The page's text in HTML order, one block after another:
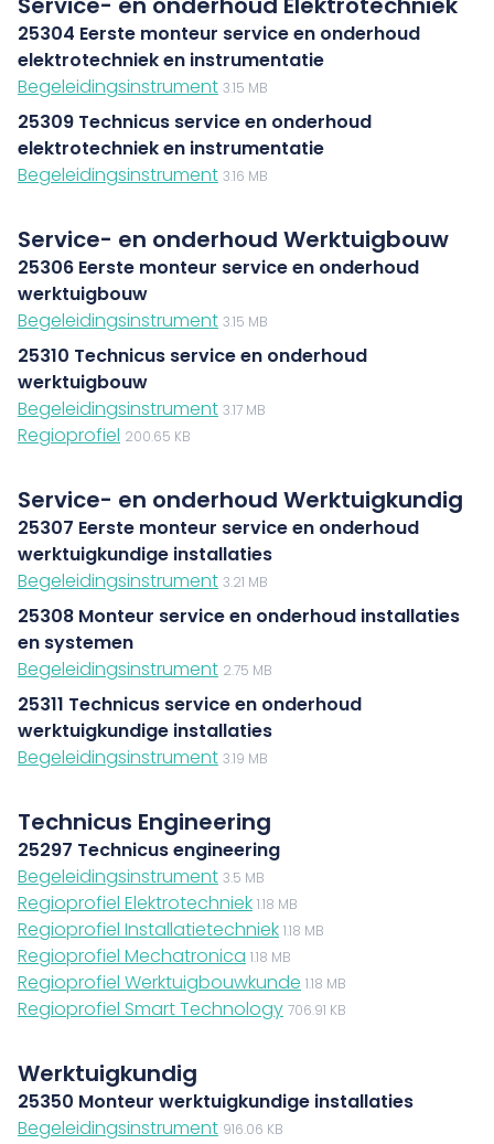
25304 Eerste monteur service en onderhoud
elektrotechniek en instrumentatie
Begeleidingsinstrument 3.15 MB
25309 Technicus service en onderhoud
elektrotechniek en instrumentatie
Begeleidingsinstrument 3.16 MB
Service- en onderhoud Werktuigbouw
25306 Eerste monteur service en onderhoud
werktuigbouw
Begeleidingsinstrument 3.15 MB
25310 Technicus service en onderhoud
werktuigbouw
Begeleidingsinstrument 3.17 MB
Regioprofiel 200.65 KB
Service- en onderhoud Werktuigkundig
25307 Eerste monteur service en onderhoud
werktuigkundige installaties
Begeleidingsinstrument 3.21 MB
25308 Monteur service en onderhoud installaties
en systemen
Begeleidingsinstrument 2.75 MB
25311 Technicus service en onderhoud
werktuigkundige installaties
Begeleidingsinstrument 3.19 MB
Technicus Engineering
25297 Technicus engineering
Begeleidingsinstrument 3.5 MB
Regioprofiel Elektrotechniek 1.18 MB
Regioprofiel Installatietechniek 1.18 MB
Regioprofiel Mechatronica 1.18 MB
Regioprofiel Werktuigbouwkunde 1.18 MB
Regioprofiel Smart Technology 706.91 KB
Werktuigkundig
25350 Monteur werktuigkundige installaties
Begeleidingsinstrument 916.06 KB